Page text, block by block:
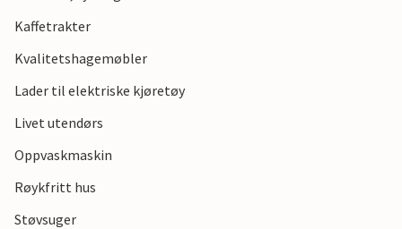
Kaffetrakter
Kvalitetshagemøbler
Lader til elektriske kjøretøy
Livet utendørs
Oppvaskmaskin
Røykfritt hus
Støvsuger